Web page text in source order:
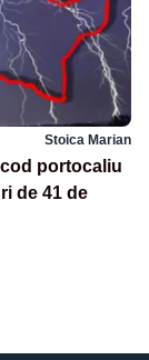
Stoica Marian
portocaliu
de 41 de